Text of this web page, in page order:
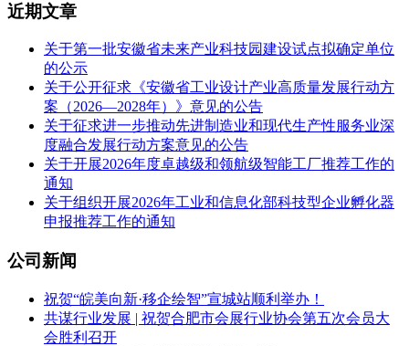
近期文章
关于第一批安徽省未来产业科技园建设试点拟确定单位
的公示
关于公开征求《安徽省工业设计产业高质量发展行动方
案（2026—2028年）》意见的公告
关于征求进一步推动先进制造业和现代生产性服务业深
度融合发展行动方案意见的公告
关于开展2026年度卓越级和领航级智能工厂推荐工作的
通知
关于组织开展2026年工业和信息化部科技型企业孵化器
申报推荐工作的通知
公司新闻
祝贺“皖美向新·移企绘智”宣城站顺利举办！
共谋行业发展 | 祝贺合肥市会展行业协会第五次会员大
会胜利召开